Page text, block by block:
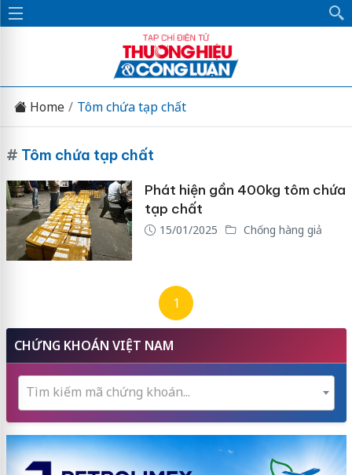
Home Tôm chứa tạp chất
# Tôm chứa tạp chất
Phát hiện gần 400kg tôm chứa
tạp chất
15/01/2025 Chống hàng giả
1
CHỨNG KHOÁN VIỆT NAM
Tìm kiếm mã chứng khoán...